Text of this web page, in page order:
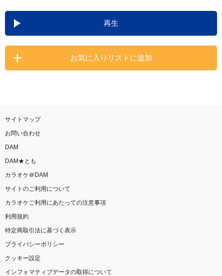
DAMの新曲・ランキングなど
カラオケ最新情報をチェック！
再生
お気に入りリストに追加
サイトマップ
お問い合わせ
DAM
DAM★とも
カラオケ＠DAM
サイトのご利用について
カラオケご利用にあたっての注意事項
利用規約
特定商取引法に基づく表示
プライバシーポリシー
クッキー設定
インフォマティブデータの取得について